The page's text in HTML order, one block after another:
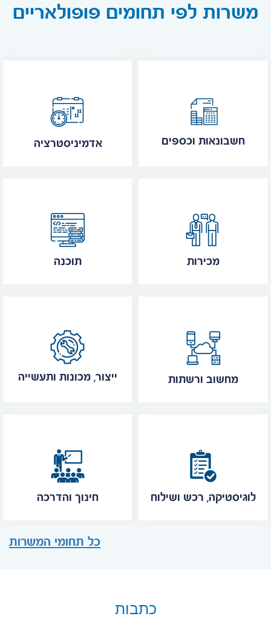
משרות לפי תחומים פופולאריים
אדמיניסטרציה חשבונאות וכספים
תוכנה מכירות
ייצור, מכונות ותעשייה מחשוב ורשתות
חינוך והדרכה לוגיסטיקה, רכש ושילוח
כל תחומי המשרות
כתבות